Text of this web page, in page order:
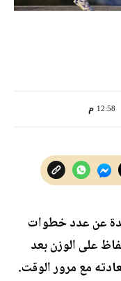
12:58 م
عن عدد خطوات
على الوزن بعد
مع مرور الوقت.